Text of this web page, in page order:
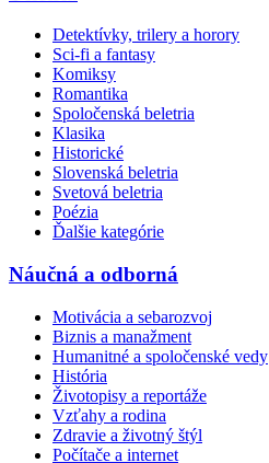
Detektívky, trilery a horory
Sci-fi a fantasy
Komiksy
Romantika
Spoločenská beletria
Klasika
Historické
Slovenská beletria
Svetová beletria
Poézia
Ďalšie kategórie
Náučná a odborná
Motivácia a sebarozvoj
Biznis a manažment
Humanitné a spoločenské vedy
História
Životopisy a reportáže
Vzťahy a rodina
Zdravie a životný štýl
Počítače a internet